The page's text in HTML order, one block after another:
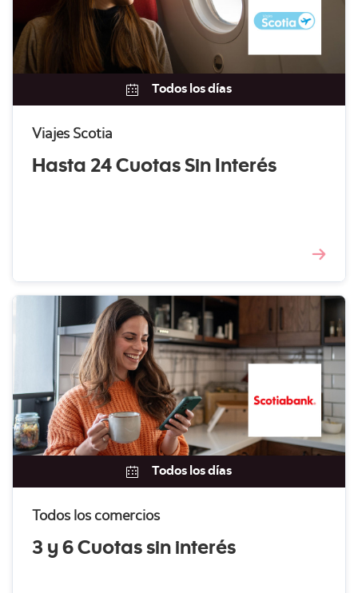
Todos los días
Viajes Scotia
Hasta 24 Cuotas Sin Interés
Todos los días
Todos los comercios
3 y 6 Cuotas sin interés